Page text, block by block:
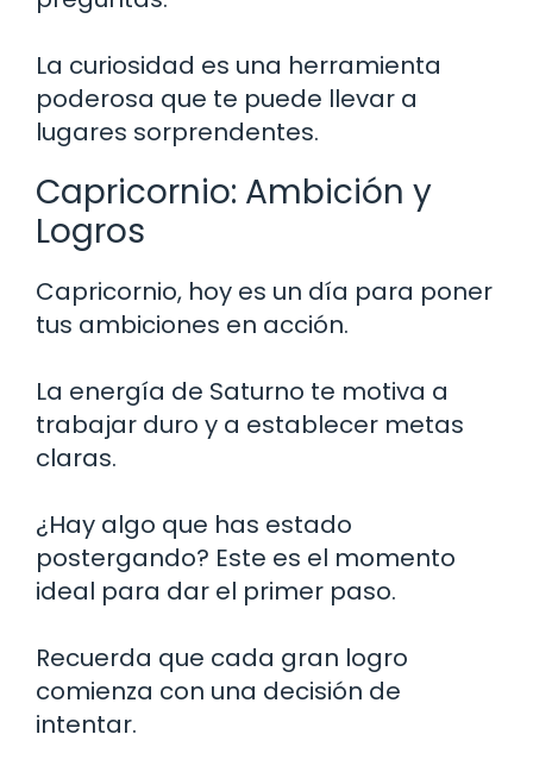
La curiosidad es una herramienta
poderosa que te puede llevar a
lugares sorprendentes.
Capricornio: Ambición y
Logros
Capricornio, hoy es un día para poner
tus ambiciones en acción.
La energía de Saturno te motiva a
trabajar duro y a establecer metas
claras.
¿Hay algo que has estado
postergando? Este es el momento
ideal para dar el primer paso.
Recuerda que cada gran logro
comienza con una decisión de
intentar.